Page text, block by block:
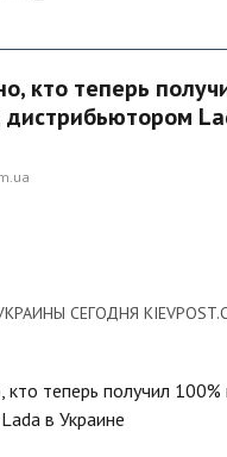
кто теперь
дистрибьютором
СЕГОДНЯ